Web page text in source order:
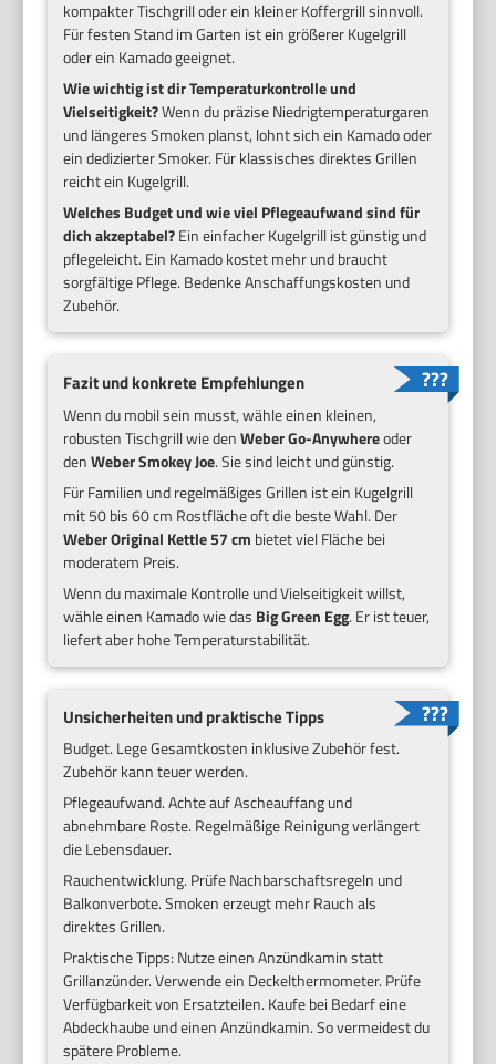
kompakter Tischgrill oder ein kleiner Koffergrill sinnvoll.
Für festen Stand im Garten ist ein größerer Kugelgrill
oder ein Kamado geeignet.
Wie wichtig ist dir Temperaturkontrolle und
Vielseitigkeit?Wenn du präzise Niedrigtemperaturgaren
und längeres Smoken planst, lohnt sich ein Kamado oder
ein dedizierter Smoker. Für klassisches direktes Grillen
reicht ein Kugelgrill.
Welches Budget und wie viel Pflegeaufwand sind für
dich akzeptabel?Ein einfacher Kugelgrill ist günstig und
pflegeleicht. Ein Kamado kostet mehr und braucht
sorgfältige Pflege. Bedenke Anschaffungskosten und
Zubehör.
Fazit und konkrete Empfehlungen
Wenn du mobil sein musst, wähle einen kleinen,
robusten Tischgrill wie denWeber Go-Anywhereoder
denWeber Smokey Joe. Sie sind leicht und günstig.
Für Familien und regelmäßiges Grillen ist ein Kugelgrill
mit 50 bis 60 cm Rostfläche oft die beste Wahl. Der
Weber Original Kettle 57 cm bietet viel Fläche bei
moderatem Preis.
Wenn du maximale Kontrolle und Vielseitigkeit willst,
wähle einen Kamado wie das Big Green Egg. Er ist teuer,
liefert aber hohe Temperaturstabilität.
Unsicherheiten und praktische Tipps
Budget. Lege Gesamtkosten inklusive Zubehör fest.
Zubehör kann teuer werden.
Pflegeaufwand. Achte auf Ascheauffang und
abnehmbare Roste. Regelmäßige Reinigung verlängert
die Lebensdauer.
Rauchentwicklung. Prüfe Nachbarschaftsregeln und
Balkonverbote. Smoken erzeugt mehr Rauch als
direktes Grillen.
Praktische Tipps: Nutze einen Anzündkamin statt
Grillanzünder. Verwende ein Deckelthermometer. Prüfe
Verfügbarkeit von Ersatzteilen. Kaufe bei Bedarf eine
Abdeckhaube und einen Anzündkamin. So vermeidest du
spätere Probleme.